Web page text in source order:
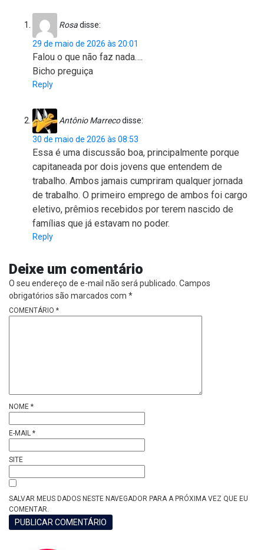
Rosadisse:
29 de maio de 2026 às 20:01
Falou o que não faz nada….
Bicho preguiça
Reply
Antônio Marrecodisse:
30 de maio de 2026 às 08:53
Essa é uma discussão boa, principalmente porque
capitaneada por dois jovens que entendem de
trabalho. Ambos jamais cumpriram qualquer jornada
de trabalho. O primeiro emprego de ambos foi cargo
eletivo, prêmios recebidos por terem nascido de
famílias que já estavam no poder.
Reply
Deixe um comentário
O seu endereço de e-mail não será publicado. Campos
obrigatórios são marcados com *
COMENTÁRIO *
NOME *
E-MAIL *
SITE
SALVAR MEUS DADOS NESTE NAVEGADOR PARA A PRÓXIMA VEZ QUE EU
COMENTAR.